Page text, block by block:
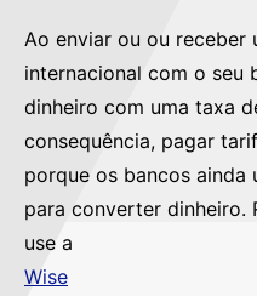
Ao enviar ou ou receber
internacional com o seu
dinheiro com uma taxa
consequência, pagar
porque os bancos ainda
para converter dinheiro.
use a
Wise